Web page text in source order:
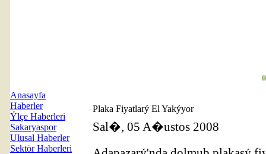
Anasayfa
Haberler
Ýlçe Haberleri
Sakaryaspor
Ulusal Haberler
Sektör Haberleri
Plaka Fiyatlarý El Yakýyor
Sal�, 05 A�ustos 2008